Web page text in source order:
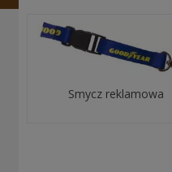
Smycz reklamowa